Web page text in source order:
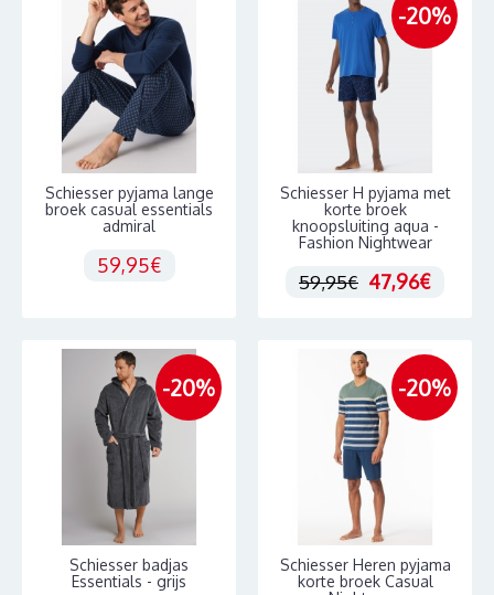
Schiesser pyjama lange
broek casual essentials
admiral
59,95€
-20%
Schiesser H pyjama met
korte broek
knoopsluiting aqua -
Fashion Nightwear
59,95€ 47,96€
-20%
Schiesser badjas
Essentials - grijs
-20%
Schiesser Heren pyjama
korte broek Casual